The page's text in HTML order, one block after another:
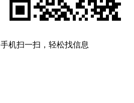
手机扫一扫，轻松找信息